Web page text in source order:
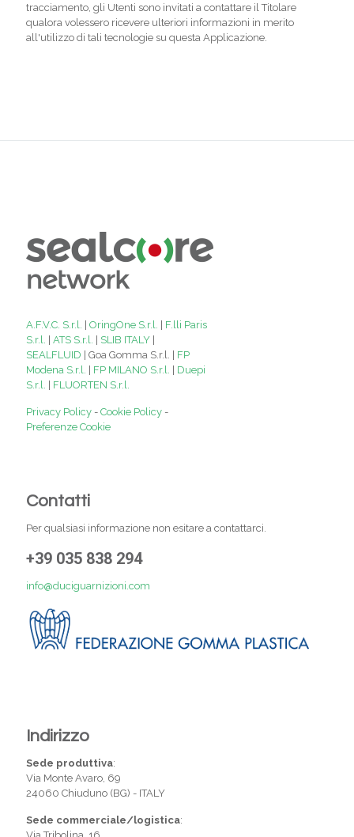
tracciamento, gli Utenti sono invitati a contattare il Titolare
qualora volessero ricevere ulteriori informazioni in merito
all'utilizzo di tali tecnologie su questa Applicazione.
A.F.V.C. S.r.l. OringOne S.r.l.
F.lli Paris
S.r.l.
ATS S.r.l. SLIB ITALY
SEALFLUID | Goa Gomma S.r.l. | FP
Modena S.r.l.
FP MILANO S.r.l.
Duepi
S.r.l.
FLUORTEN S.r.l.
Privacy Policy - Cookie Policy -
Preferenze Cookie
Contatti
Per qualsiasi informazione non esitare a contattarci.
+39 035 838 294
info@duciguarnizioni.com
Indirizzo
Sede produttiva:
Via Monte Avaro, 69
24060 Chiuduno (BG) - ITALY
Sede commerciale/logistica: